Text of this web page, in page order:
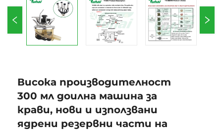
Висока производителност
300 мл доилна машина за
крави, нови и използвани
ядрени резервни части на